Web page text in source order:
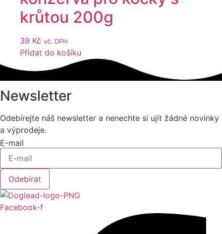
krůtou 200g
39 Kč vč. DPH
Přidat do košíku
Newsletter
Odebírejte náš newsletter a nenechte si ujít žádné novinky
a výprodeje.
E-mail
Odebírat
Facebook-f